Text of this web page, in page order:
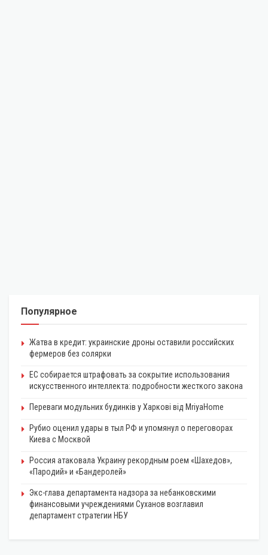
Популярное
Жатва в кредит: украинские дроны оставили российских
фермеров без солярки
ЕС собирается штрафовать за сокрытие использования
искусственного интеллекта: подробности жесткого закона
Переваги модульних будинків у Харкові від MriyaHome
Рубио оценил удары в тыл РФ и упомянул о переговорах
Киева с Москвой
Россия атаковала Украину рекордным роем «Шахедов»,
«Пародий» и «Бандеролей»
Экс-глава департамента надзора за небанковскими
финансовыми учреждениями Суханов возглавил
департамент стратегии НБУ